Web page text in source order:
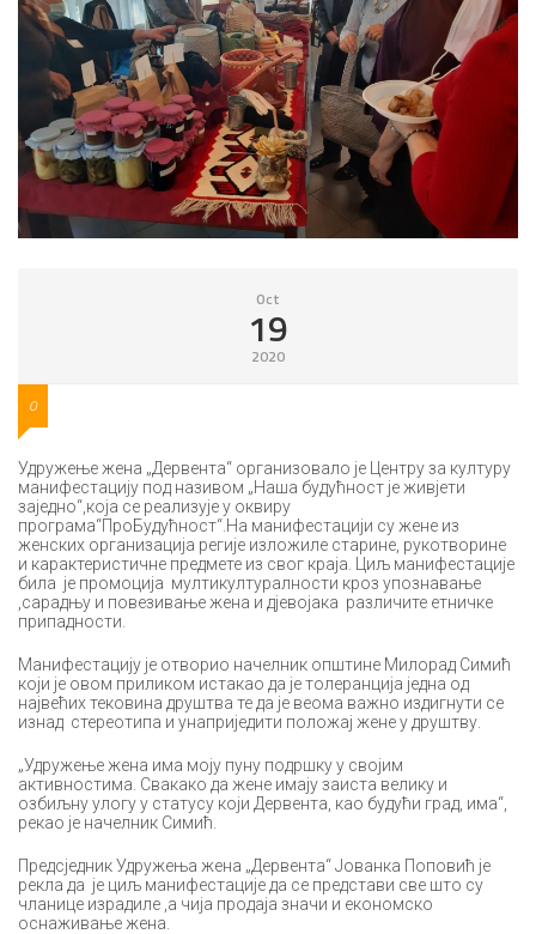
Oct
19
2020
0
Удружење жена „Дервента“ организовало је Центру за културу
манифестацију под називом „Наша будућност је живјети
заједно“,која се реализује у оквиру
програма“ПроБудућност“.На манифестацији су жене из
женских организација регије изложиле старине, рукотворине
и карактеристичне предмете из свог краја. Циљ манифестације
била је промоција мултикултуралности кроз упознавање
,сарадњу и повезивање жена и дјевојака различите етничке
припадности.
Манифестацију је отворио начелник општине Милорад Симић
који је овом приликом истакао да је толеранција једна од
највећих тековина друштва те да је веома важно издигнути се
изнад стереотипа и унаприједити положај жене у друштву.
„Удружење жена има моју пуну подршку у својим
активностима. Свакако да жене имају заиста велику и
озбиљну улогу у статусу који Дервента, као будући град, има“,
рекао је начелник Симић.
Предсједник Удружења жена „Дервента“ Јованка Поповић је
рекла да је циљ манифестације да се представи све што су
чланице израдиле ,а чија продаја значи и економско
оснаживање жена.